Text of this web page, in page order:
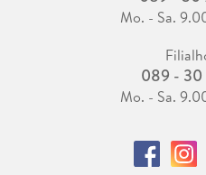
Mo. - Sa.
089 - 30
Mo. - Sa.